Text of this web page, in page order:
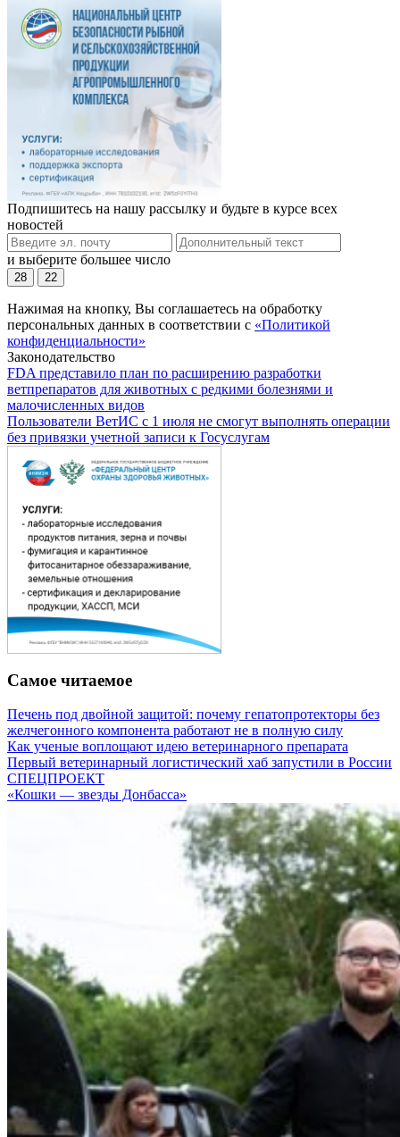
Подпишитесь на нашу рассылку и будьте в курсе всех
новостей
и выберите большее число
28 22
Нажимая на кнопку, Вы соглашаетесь на обработку
персональных данных в соответствии с «Политикой
конфиденциальности»
Законодательство
FDA представило план по расширению разработки
ветпрепаратов для животных с редкими болезнями и
малочисленных видов
Пользователи ВетИС с 1 июля не смогут выполнять операции
без привязки учетной записи к Госуслугам
Самое читаемое
Печень под двойной защитой: почему гепатопротекторы без
желчегонного компонента работают не в полную силу
Как ученые воплощают идею ветеринарного препарата
Первый ветеринарный логистический хаб запустили в России
СПЕЦПРОЕКТ
«Кошки — звезды Донбасса»